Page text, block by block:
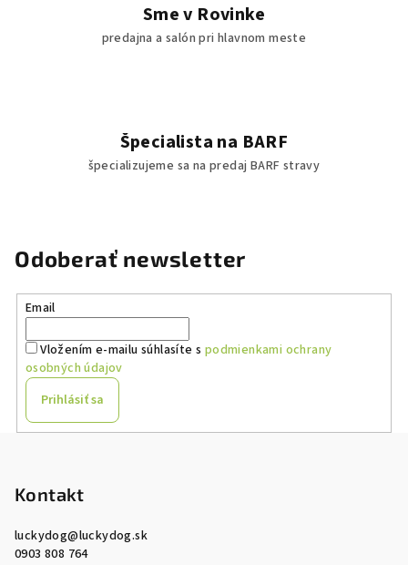
Sme v Rovinke
predajna a salón pri hlavnom meste
Špecialista na BARF
špecializujeme sa na predaj BARF stravy
Odoberať newsletter
Email
Vložením e-mailu súhlasíte s podmienkami ochrany
osobných údajov
Prihlásiť sa
Kontakt
luckydog@luckydog.sk
0903 808 764